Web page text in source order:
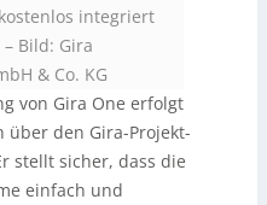
integriert
Bild: Gira
& Co. KG
von Gira One erfolgt
über den Gira-Projekt-
stellt sicher, dass die
einfach und